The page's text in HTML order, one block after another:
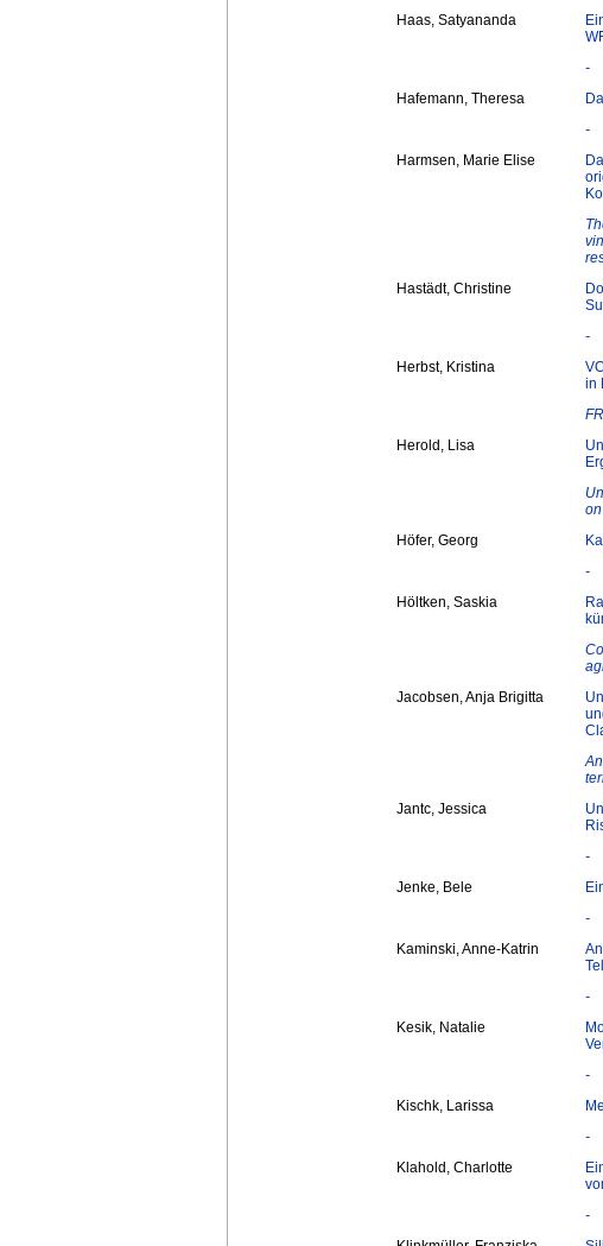
Haas, Satyananda
-
Hafemann, Theresa
-
Harmsen, Marie Elise
Hastädt, Christine
-
Herbst, Kristina
in
Herold, Lisa
Höfer, Georg
-
Höltken, Saskia
Jacobsen, Anja Brigitta
Jantc, Jessica
-
Jenke, Bele
-
Kaminski, Anne-Katrin
-
Kesik, Natalie
-
Kischk, Larissa
-
Klahold, Charlotte
-